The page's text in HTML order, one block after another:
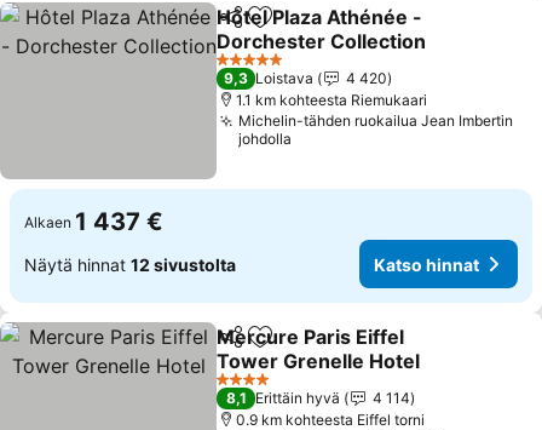
Jaa Lisää suosikkeihin
Hôtel Plaza Athénée -
Dorchester Collection
5 Tähtiluokitus
9,3 Loistava
4 420
1.1 km kohteesta Riemukaari
Michelin-tähden ruokailua Jean Imbertin
johdolla
Alkaen 1 437 €
Näytä hinnat 12 sivustolta Katso hinnat
Jaa Lisää suosikkeihin
Mercure Paris Eiffel
Tower Grenelle Hotel
4 Tähtiluokitus
8,1 Erittäin hyvä
4 114
0.9 km kohteesta Eiffel torni